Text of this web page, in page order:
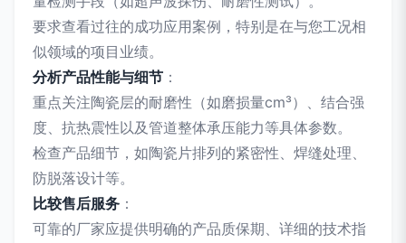
要求查看过往的成功应用案例，特别是在与您工况相
似领域的项目业绩。
分析产品性能与细节 ：
重点关注陶瓷层的耐磨性（如磨损量cm³）、结合强
度、抗热震性以及管道整体承压能力等具体参数。
检查产品细节，如陶瓷片排列的紧密性、焊缝处理、
防脱落设计等。
比较售后服务 ：
可靠的厂家应提供明确的产品质保期、详细的技术指